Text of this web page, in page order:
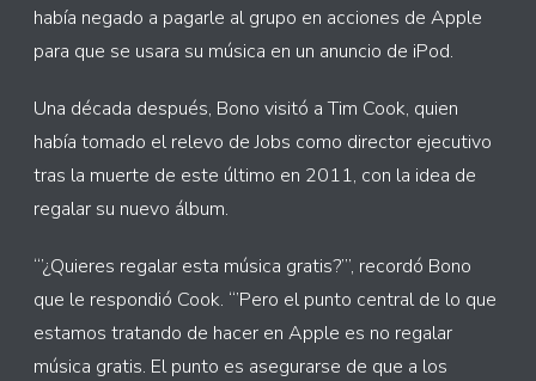
había negado a pagarle al grupo en acciones de Apple
para que se usara su música en un anuncio de iPod.
Una década después, Bono visitó a Tim Cook, quien
había tomado el relevo de Jobs como director ejecutivo
tras la muerte de este último en 2011, con la idea de
regalar su nuevo álbum.
“’¿Quieres regalar esta música gratis?’”, recordó Bono
que le respondió Cook. “’Pero el punto central de lo que
estamos tratando de hacer en Apple es no regalar
música gratis. El punto es asegurarse de que a los